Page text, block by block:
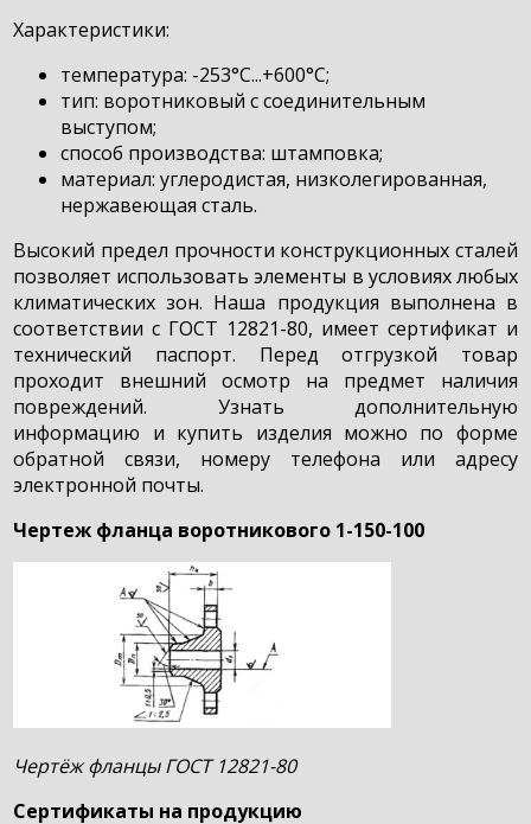
Характеристики:
температура: -253°С...+600°С;
тип: воротниковый с соединительным
выступом;
способ производства: штамповка;
материал: углеродистая, низколегированная,
нержавеющая сталь.
Высокий предел прочности конструкционных сталей
позволяет использовать элементы в условиях любых
климатических зон. Наша продукция выполнена в
соответствии с ГОСТ 12821-80, имеет сертификат и
технический паспорт. Перед отгрузкой товар
проходит внешний осмотр на предмет наличия
повреждений. Узнать дополнительную
информацию и купить изделия можно по форме
обратной связи, номеру телефона или адресу
электронной почты.
Чертеж фланца воротникового 1-150-100
Чертёж фланцы ГОСТ 12821-80
Сертификаты на продукцию